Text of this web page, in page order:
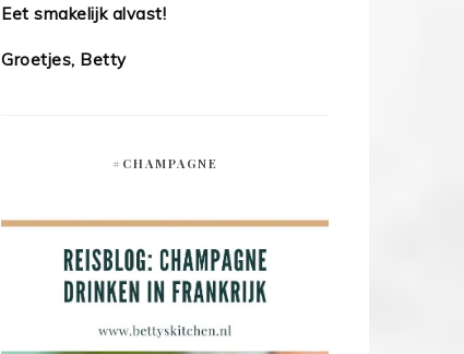
Eet smakelijk alvast!
Groetjes, Betty
#CHAMPAGNE